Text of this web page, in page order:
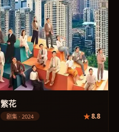
繁花
剧集 · 2024 8.8